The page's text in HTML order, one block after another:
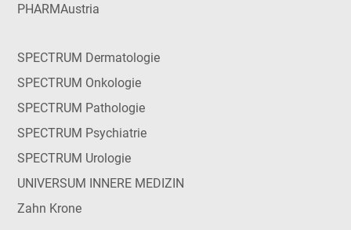
PHARMAustria
SPECTRUM Dermatologie
SPECTRUM Onkologie
SPECTRUM Pathologie
SPECTRUM Psychiatrie
SPECTRUM Urologie
UNIVERSUM INNERE MEDIZIN
Zahn Krone